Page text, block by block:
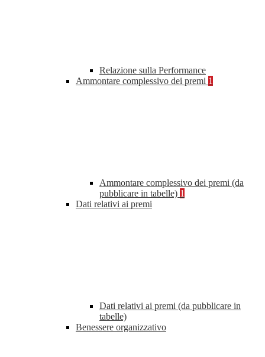
Relazione sulla Performance
Ammontare complessivo dei premi 1
Ammontare complessivo dei premi (da
pubblicare in tabelle) 1
Dati relativi ai premi
Dati relativi ai premi (da pubblicare in
tabelle)
Benessere organizzativo